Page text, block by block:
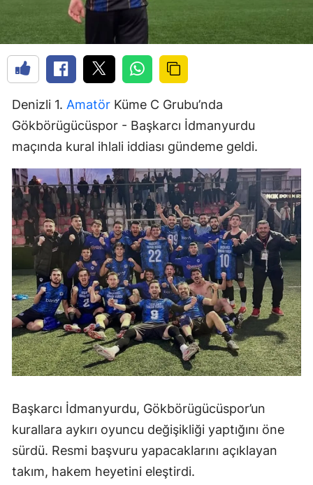
Denizli 1. Amatör Küme C Grubu’nda
Gökbörügücüspor - Başkarcı İdmanyurdu
maçında kural ihlali iddiası gündeme geldi.
Başkarcı İdmanyurdu, Gökbörügücüspor’un
kurallara aykırı oyuncu değişikliği yaptığını öne
sürdü. Resmi başvuru yapacaklarını açıklayan
takım, hakem heyetini eleştirdi.